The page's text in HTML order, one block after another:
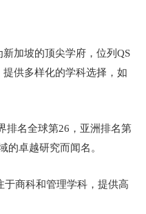
加坡的顶尖学府，位列QS
供多样化的学科选择，如
排名全球第26，亚洲排名第
的卓越研究而闻名。
于商科和管理学科，提供高